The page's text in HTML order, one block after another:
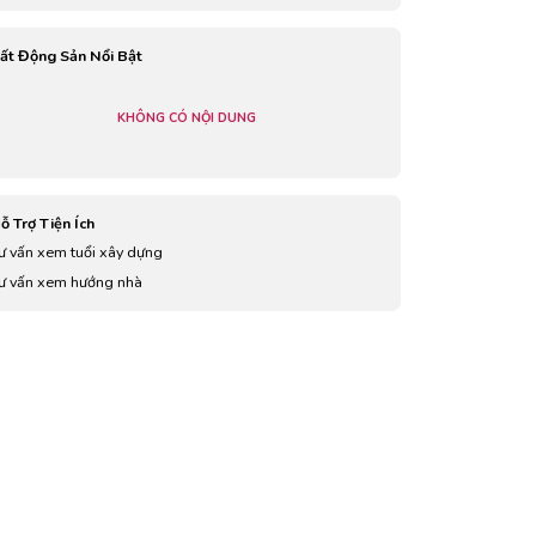
Động Sản Nổi Bật
KHÔNG CÓ NỘI DUNG
Trợ Tiện Ích
vấn xem tuổi xây dựng
vấn xem hướng nhà